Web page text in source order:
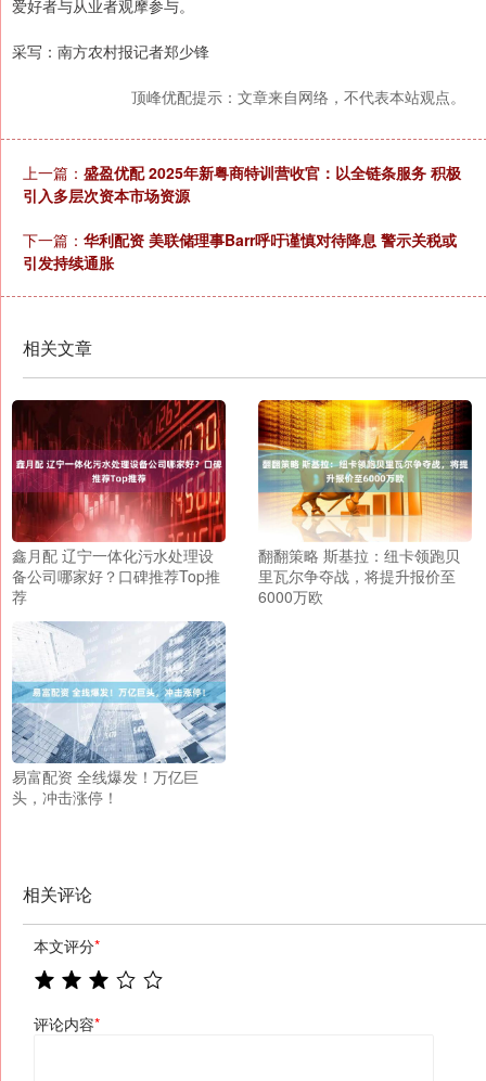
爱好者与从业者观摩参与。
采写：南方农村报记者郑少锋
顶峰优配提示：文章来自网络，不代表本站观点。
上一篇： 盛盈优配 2025年新粤商特训营收官：以全链条服务 积极
引入多层次资本市场资源
下一篇： 华利配资 美联储理事Barr呼吁谨慎对待降息 警示关税或
引发持续通胀
相关文章
鑫月配 辽宁一体化污水处理设
备公司哪家好？口碑推荐Top推
荐
翻翻策略 斯基拉：纽卡领跑贝
里瓦尔争夺战，将提升报价至
6000万欧
易富配资 全线爆发！万亿巨
头，冲击涨停！
相关评论
本文评分*
评论内容*